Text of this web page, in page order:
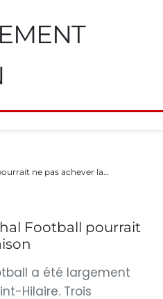
ne pas achever la…
Football pourrait
a été largement
Hilaire. Trois